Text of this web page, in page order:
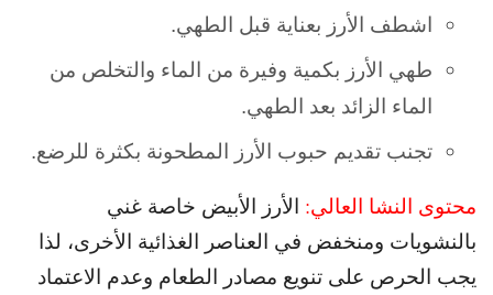
اشطف الأرز بعناية قبل الطهي.
طهي الأرز بكمية وفيرة من الماء والتخلص من
الماء الزائد بعد الطهي.
تجنب تقديم حبوب الأرز المطحونة بكثرة للرضع.
محتوى النشا العالي: الأرز الأبيض خاصة غني
بالنشويات ومنخفض في العناصر الغذائية الأخرى، لذا
يجب الحرص على تنويع مصادر الطعام وعدم الاعتماد